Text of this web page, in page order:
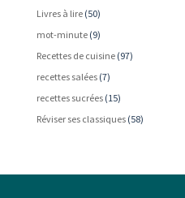
Livres à lire(50)
mot-minute(9)
Recettes de cuisine(97)
recettes salées(7)
recettes sucrées(15)
Réviser ses classiques(58)